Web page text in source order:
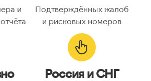
и
Подтверждённых жалоб
и рисковых номеров
Россия и СНГ